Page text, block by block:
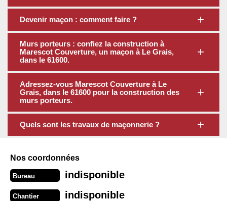
Devenir maçon : comment faire ?
Murs porteurs : confiez la construction à
Marescot Couverture, un maçon à Le Grais,
dans le 61600.
Adressez-vous Marescot Couverture à Le
Grais, dans le 61600 pour la construction des
murs porteurs.
Quels sont les travaux de maçonnerie ?
Nos coordonnées
Bureau indisponible
Chantier indisponible